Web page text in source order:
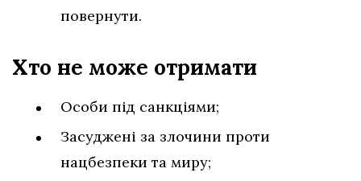
повернути.
Хто не може отримати
Особи під санкціями;
Засуджені за злочини проти
нацбезпеки та миру;